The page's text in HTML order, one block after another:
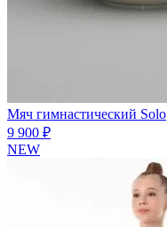
Мяч гимнастический Solo
9 900 ₽
NEW